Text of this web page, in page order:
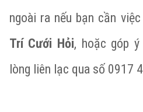
ngoài ra nếu bạn cần
Trí Cưới Hỏi, hoặc góp
lòng liên lạc qua số 0917